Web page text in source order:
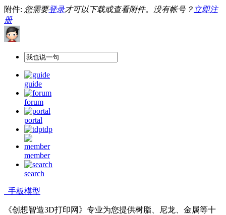
附件: 您需要登录才可以下载或查看附件。没有帐号？ 立即注
册
guide
forum
portal
tdp
member
search
手板模型
《创想智造3D打印网》专业为您提供树脂、尼龙、金属等十